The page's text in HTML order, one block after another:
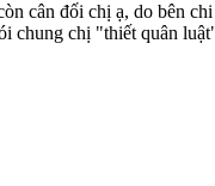
cân đối chị ạ, do bên
chung chị "thiết quân